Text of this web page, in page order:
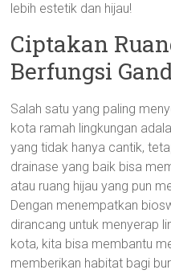
lebih estetik dan hijau!
Ciptakan
Berfungsi
Salah satu yang paling
kota ramah lingkungan
yang tidak hanya cantik,
drainase yang baik bisa
atau ruang hijau yang pun
Dengan menempatkan
dirancang untuk menyerap
kota, kita bisa membantu
memberikan habitat bagi